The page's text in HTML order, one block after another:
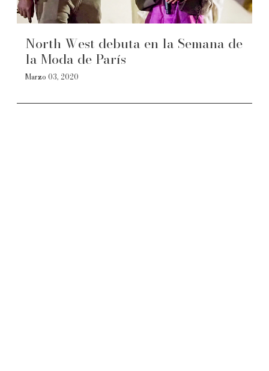
North West debuta en la Semana de
la Moda de París
Marzo 03, 2020